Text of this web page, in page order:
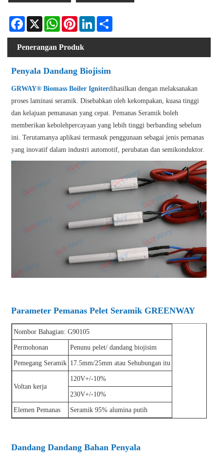
Facebook
X WhatsAppPinterestLinkedIn
Penerangan Produk
Penyala Dandang Biojisim
GRWAY® Biomass Boiler Igniterdihasilkan dengan melaksanakan
proses laminasi seramik. Disebabkan oleh kekompakan, kuasa tinggi
dan kelajuan pemanasan yang cepat. Pemanas Seramik boleh
memberikan kebolehpercayaan yang lebih tinggi berbanding sebelum
ini. Terutamanya aplikasi termasuk penggunaan sebagai jenis pemanas
yang inovatif dalam industri automotif, perubatan dan semikonduktor.
Parameter Pemanas Pelet Seramik GREENWAY
Nombor Bahagian: G90105
Permohonan Penunu pelet/ dandang biojisim
Pemegang Seramik 17.5mm/25mm atau Sehubungan itu
Voltan kerja
120V+/-10%
230V+/-10%
Elemen Pemanas Seramik 95% alumina putih
Dandang Dandang Bahan Penyala